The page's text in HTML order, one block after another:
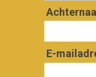
E-